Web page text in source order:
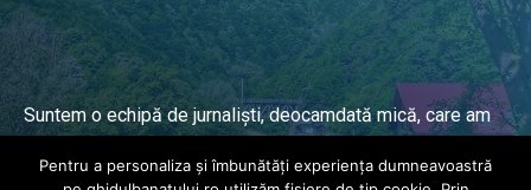
Suntem o echipă de jurnaliști, deocamdată mică, care am
lucrat și lucrăm în presa locală și națională de mai mulți
ani.
Pentru a personaliza și îmbunătăți experiența dumneavoastră